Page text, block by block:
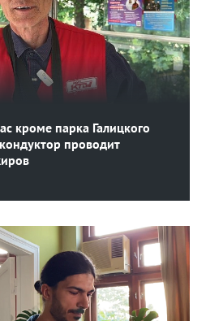
кроме парка Галицкого
проводит